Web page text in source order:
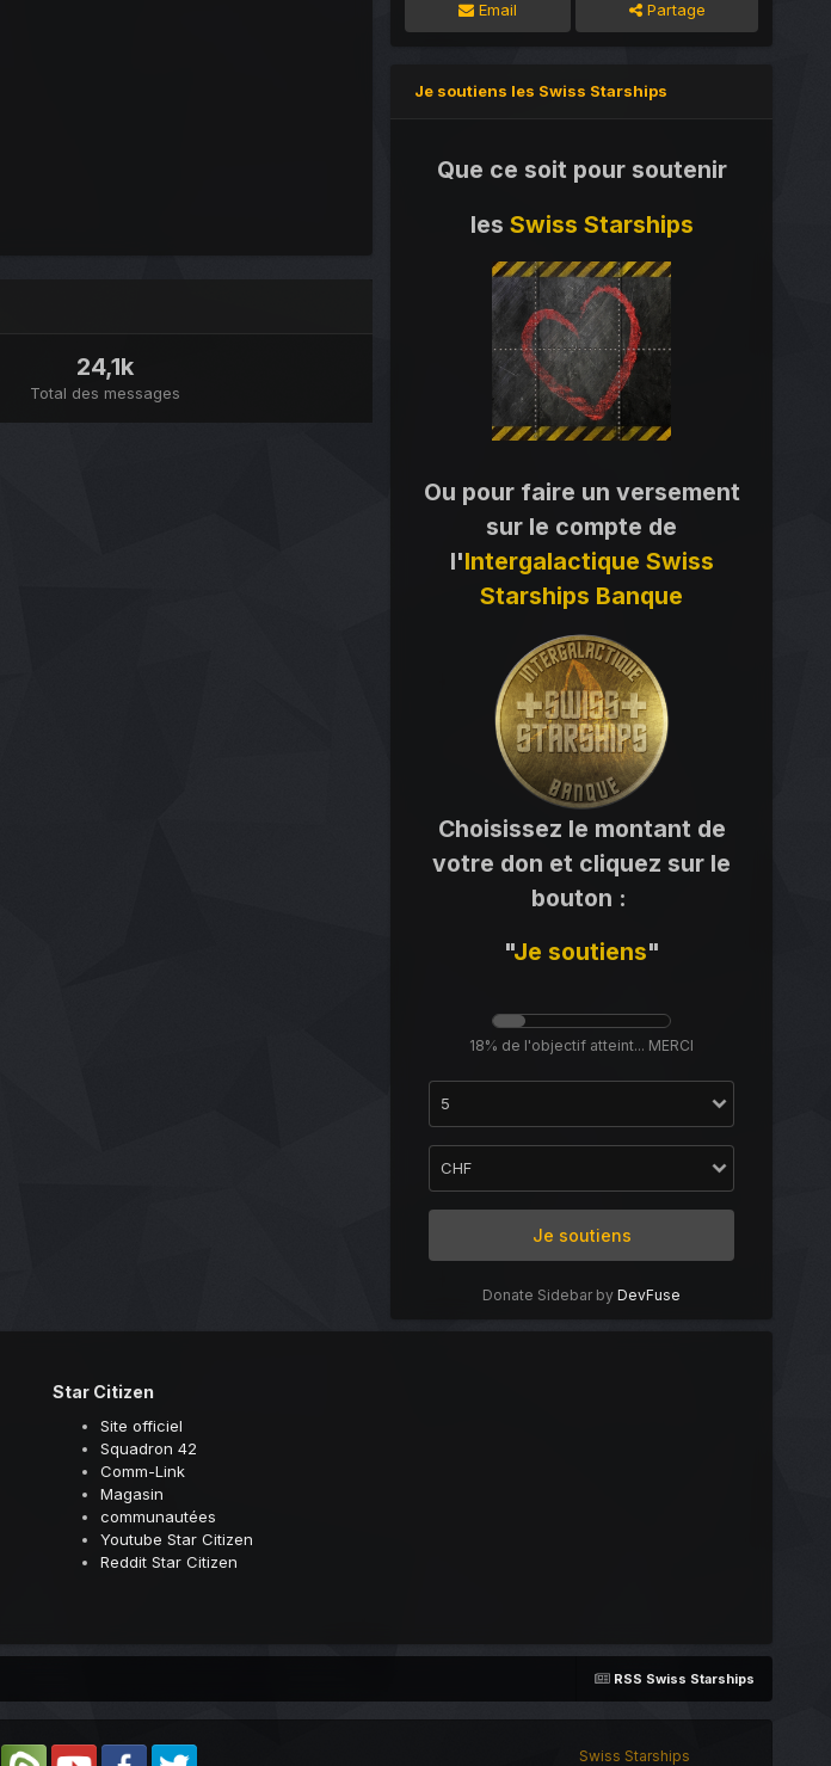
24,1k
Total des messages
Email Partage
Je soutiens les Swiss Starships
Que ce soit pour soutenir
les Swiss Starships
Ou pour faire un versement
sur le compte de
l'Intergalactique Swiss
Starships Banque
Choisissez le montant de
votre don et cliquez sur le
bouton :
"Je soutiens"
18% de l'objectif atteint... MERCI
Je soutiens
Donate Sidebar byDevFuse
Star Citizen
Site officiel
Squadron 42
Comm-Link
Magasin
communautées
Youtube Star Citizen
Reddit Star Citizen
RSS Swiss Starships
Swiss Starships